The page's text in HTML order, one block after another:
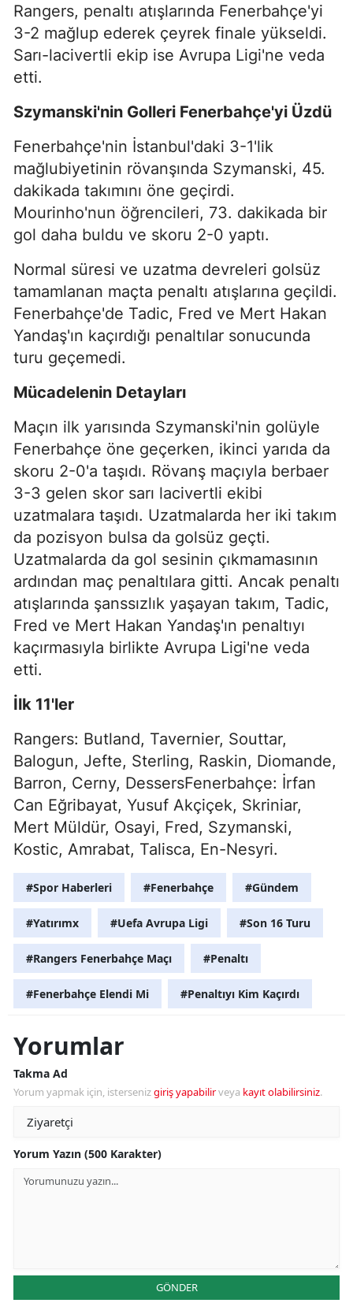
Rangers, penaltı atışlarında Fenerbahçe'yi
3-2 mağlup ederek çeyrek finale yükseldi.
Sarı-lacivertli ekip ise Avrupa Ligi'ne veda
etti.
Szymanski'nin Golleri Fenerbahçe'yi Üzdü
Fenerbahçe'nin İstanbul'daki 3-1'lik
mağlubiyetinin rövanşında Szymanski, 45.
dakikada takımını öne geçirdi.
Mourinho'nun öğrencileri, 73. dakikada bir
gol daha buldu ve skoru 2-0 yaptı.
Normal süresi ve uzatma devreleri golsüz
tamamlanan maçta penaltı atışlarına geçildi.
Fenerbahçe'de Tadic, Fred ve Mert Hakan
Yandaş'ın kaçırdığı penaltılar sonucunda
turu geçemedi.
Mücadelenin Detayları
Maçın ilk yarısında Szymanski'nin golüyle
Fenerbahçe öne geçerken, ikinci yarıda da
skoru 2-0'a taşıdı. Rövanş maçıyla berbaer
3-3 gelen skor sarı lacivertli ekibi
uzatmalara taşıdı. Uzatmalarda her iki takım
da pozisyon bulsa da golsüz geçti.
Uzatmalarda da gol sesinin çıkmamasının
ardından maç penaltılara gitti. Ancak penaltı
atışlarında şanssızlık yaşayan takım, Tadic,
Fred ve Mert Hakan Yandaş'ın penaltıyı
kaçırmasıyla birlikte Avrupa Ligi'ne veda
etti.
İlk 11'ler
Rangers: Butland, Tavernier, Souttar,
Balogun, Jefte, Sterling, Raskin, Diomande,
Barron, Cerny, DessersFenerbahçe: İrfan
Can Eğribayat, Yusuf Akçiçek, Skriniar,
Mert Müldür, Osayi, Fred, Szymanski,
Kostic, Amrabat, Talisca, En-Nesyri.
#Spor Haberleri #Fenerbahçe #Gündem
#Yatırımx #Uefa Avrupa Ligi #Son 16 Turu
#Rangers Fenerbahçe Maçı #Penaltı
#Fenerbahçe Elendi Mi #Penaltıyı Kim Kaçırdı
Yorumlar
Takma Ad
Yorum yapmak için, istersenizgiriş yapabilirveya kayıt olabilirsiniz.
Yorum Yazın (500 Karakter)
GÖNDER